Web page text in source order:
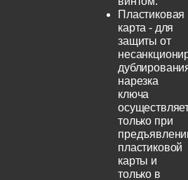
Пластиковая
карта - для
защиты от
нарезка
ключа
только при
пластиковой
карты и
только в